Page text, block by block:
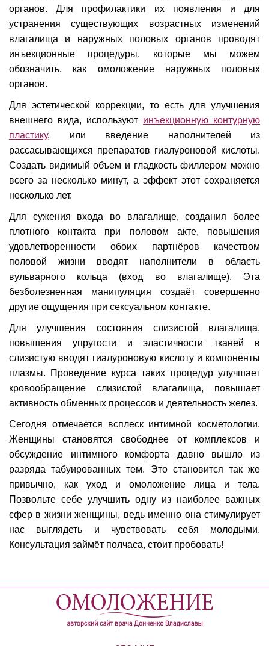
органов. Для профилактики их появления и для
устранения существующих возрастных изменений
влагалища и наружных половых органов проводят
инъекционные процедуры, которые мы можем
обозначить, как омоложение наружных половых
органов.
Для эстетической коррекции, то есть для улучшения
внешнего вида, используют инъекционную контурную
пластику, или введение наполнителей из
рассасывающихся препаратов гиалуроновой кислоты.
Создать видимый объем и гладкость филлером можно
всего за несколько минут, а эффект этот сохраняется
несколько лет.
Для сужения входа во влагалище, создания более
плотного контакта при половом акте, повышения
удовлетворенности обоих партнёров качеством
половой жизни вводят наполнители в область
вульварного кольца (вход во влагалище). Эта
безболезненная манипуляция создаёт совершенно
другие ощущения при сексуальном контакте.
Для улучшения состояния слизистой влагалища,
повышения упругости и эластичности тканей в
слизистую вводят гиалуроновую кислоту и компоненты
плазмы. Проведение курса таких процедур улучшает
кровообращение слизистой влагалища, повышает
активность обменных процессов и деятельность желез.
Сегодня отмечается всплеск интимной косметологии.
Женщины становятся свободнее от комплексов и
обсуждение интимного комфорта давно вышло из
разряда табуированных тем. Это становится так же
привычно, как уход и омоложение лица и тела.
Позвольте себе улучшить одну из наиболее важных
сфер в жизни женщины, ведь именно она стимулирует
нас выглядеть и чувствовать себя молодыми.
Консультация займёт полчаса, стоит пробовать!